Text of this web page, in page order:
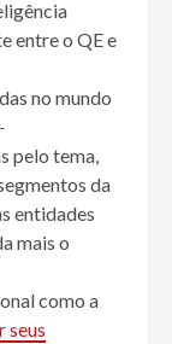
entre o QE e
no mundo
pelo tema,
da
entidades
mais o
como a
seus